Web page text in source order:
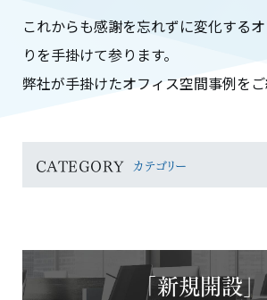
これからも感謝を忘れずに変化する
りを手掛けて参ります。
弊社が手掛けたオフィス空間事例をご
CATEGORY カテゴリー
「新規開設」